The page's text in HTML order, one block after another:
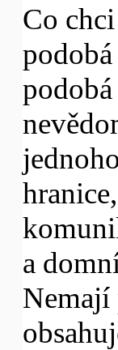
Co
a
Nemají